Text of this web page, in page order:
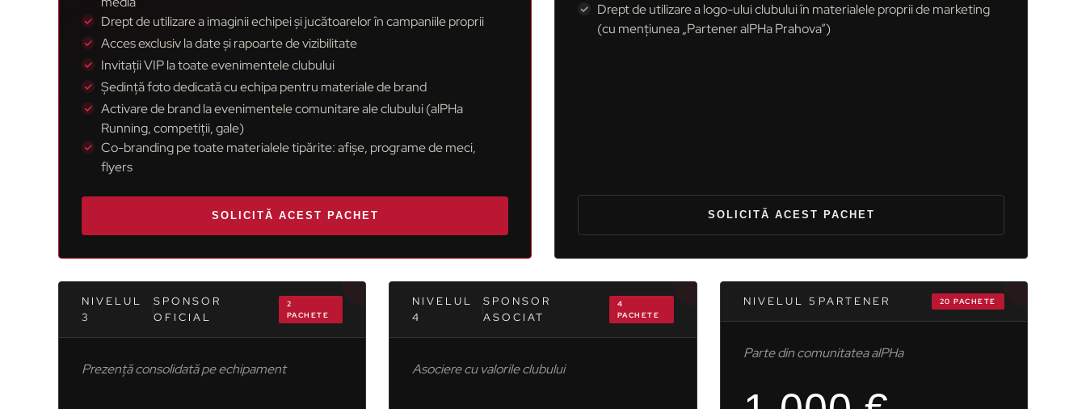
Drept de utilizare a imaginii echipei și jucătoarelor în campaniile proprii
Acces exclusiv la date și rapoarte de vizibilitate
Invitații VIP la toate evenimentele clubului
Ședință foto dedicată cu echipa pentru materiale de brand
Activare de brand la evenimentele comunitare ale clubului (alPHa
Running, competiții, gale)
Co-branding pe toate materialele tipărite: afișe, programe de meci,
flyers
SOLICITĂ ACEST PACHET
Drept de utilizare a logo-ului clubului în materialele proprii de marketing
(cu mențiunea „Partener alPHa Prahova”)
SOLICITĂ ACEST PACHET
NIVELUL
3
SPONSOR
OFICIAL
2
PACHETE
Prezență consolidată pe echipament
NIVELUL
4
SPONSOR
ASOCIAT
4
PACHETE
Asociere cu valorile clubului
NIVELUL 5 PARTENER 20 PACHETE
Parte din comunitatea alPHa